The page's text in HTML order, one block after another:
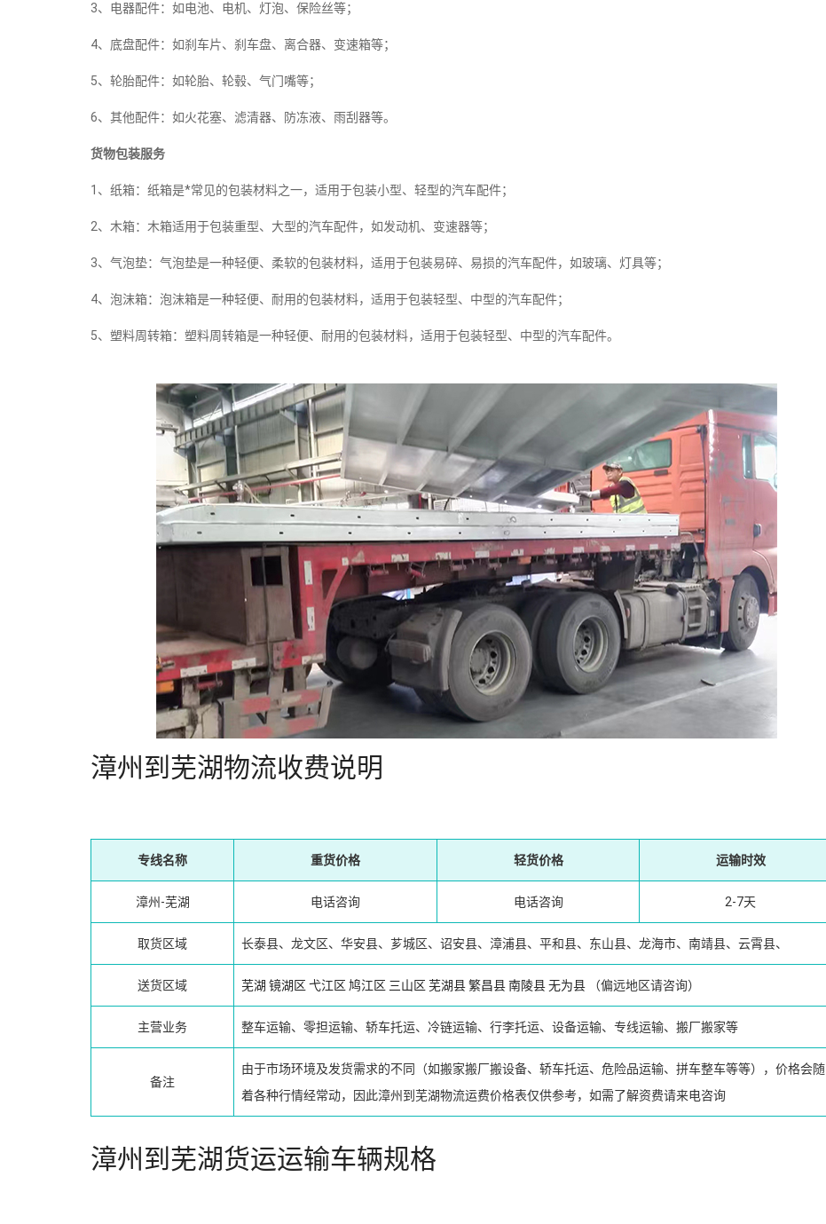
3、电器配件：如电池、电机、灯泡、保险丝等；
4、底盘配件：如刹车片、刹车盘、离合器、变速箱等；
5、轮胎配件：如轮胎、轮毂、气门嘴等；
6、其他配件：如火花塞、滤清器、防冻液、雨刮器等。
货物包装服务
1、纸箱：纸箱是*常见的包装材料之一，适用于包装小型、轻型的汽车配件；
2、木箱：木箱适用于包装重型、大型的汽车配件，如发动机、变速器等；
3、气泡垫：气泡垫是一种轻便、柔软的包装材料，适用于包装易碎、易损的汽车配件，如玻璃、灯具等；
4、泡沫箱：泡沫箱是一种轻便、耐用的包装材料，适用于包装轻型、中型的汽车配件；
5、塑料周转箱：塑料周转箱是一种轻便、耐用的包装材料，适用于包装轻型、中型的汽车配件。
漳州到芜湖物流收费说明
专线名称 重货价格 轻货价格 运输时效
漳州-芜湖 电话咨询 电话咨询 2-7天
取货区域 长泰县、龙文区、华安县、芗城区、诏安县、漳浦县、平和县、东山县、龙海市、南靖县、云霄县、
送货区域 芜湖 镜湖区 弋江区 鸠江区 三山区 芜湖县繁昌县南陵县无为县 （偏远地区请咨询）
主营业务 整车运输、零担运输、轿车托运、冷链运输、行李托运、设备运输、专线运输、搬厂搬家等
备注
由于市场环境及发货需求的不同（如搬家搬厂搬设备、轿车托运、危险品运输、拼车整车等等），价格会随
着各种行情经常动，因此漳州到芜湖物流运费价格表仅供参考，如需了解资费请来电咨询
漳州到芜湖货运运输车辆规格